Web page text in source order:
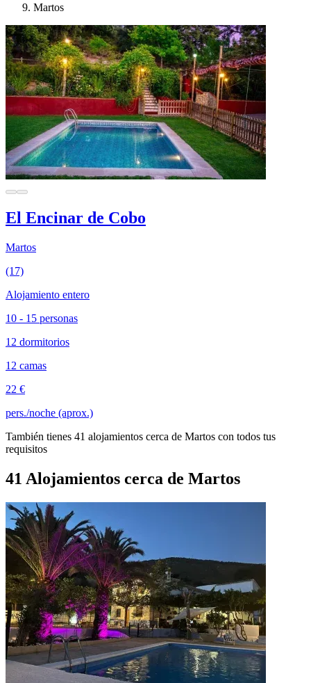
Martos
El Encinar de Cobo
Martos
(17)
Alojamiento entero
10 - 15 personas
12 dormitorios
12 camas
22 €
pers./noche (aprox.)
También tienes 41 alojamientos cerca de Martos con todos tus
requisitos
41 Alojamientos cerca de Martos